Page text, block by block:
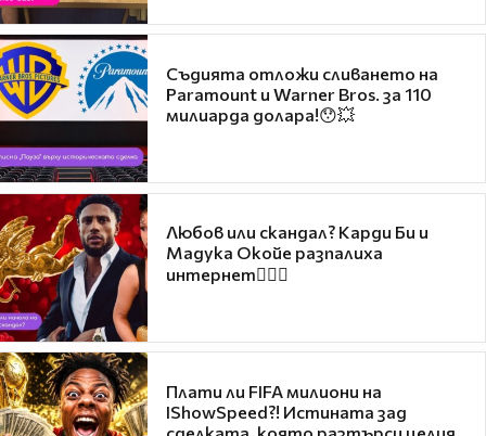
Съдията отложи сливането на
Paramount и Warner Bros. за 110
милиарда долара!😯💥
Любов или скандал? Карди Би и
Мадука Окойе разпалиха
интернет❤️‍🔥🔥
Плати ли FIFA милиони на
IShowSpeed?! Истината зад
сделката, която разтърси целия